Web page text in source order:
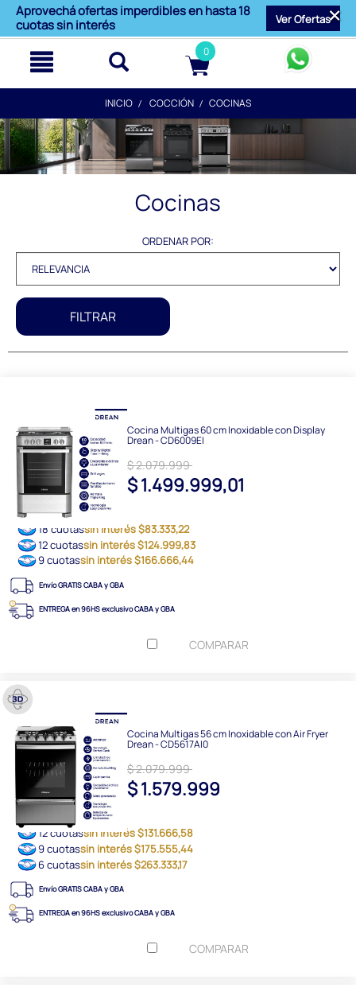
Aprovechá ofertas imperdibles en hasta 18
cuotas sin interés
Ver Ofertas
text.skipToContent
text.skipToNavigation
0
INICIO COCCIÓN COCINAS
Cocinas
ORDENAR POR:
FILTRAR
Cocina Multigas 60 cm Inoxidable con Display
Drean - CD6009EI
$ 2.079.999
$ 1.499.999,01
18 cuotassin interés $83.333,22
12 cuotassin interés $124.999,83
9 cuotassin interés $166.666,44
Envío GRATIS CABA y GBA
ENTREGA en 96HS exclusivo CABA y GBA
COMPARAR
Cocina Multigas 56 cm Inoxidable con Air Fryer
Drean - CD5617AI0
$ 2.079.999
$ 1.579.999
12 cuotassin interés $131.666,58
9 cuotassin interés $175.555,44
6 cuotassin interés $263.333,17
Envío GRATIS CABA y GBA
ENTREGA en 96HS exclusivo CABA y GBA
COMPARAR